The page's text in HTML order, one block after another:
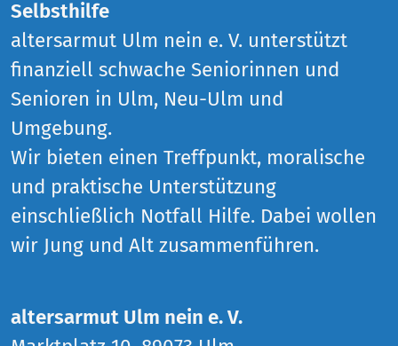
Selbsthilfe
altersarmut Ulm nein e. V. unterstützt
finanziell schwache Seniorinnen und
Senioren in Ulm, Neu-Ulm und
Umgebung.
Wir bieten einen Treffpunkt, moralische
und praktische Unterstützung
einschließlich Notfall Hilfe. Dabei wollen
wir Jung und Alt zusammenführen.
altersarmut Ulm nein e. V.